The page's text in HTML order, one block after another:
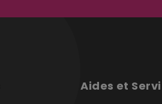
Aides et